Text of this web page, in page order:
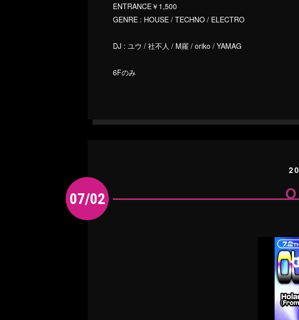
ENTRANCE￥1,500
GENRE : HOUSE / TECHNO / ELECTRO
DJ : ユウ / 社不人 / M羅 / oriko / YAMAG
6Fのみ
07/02